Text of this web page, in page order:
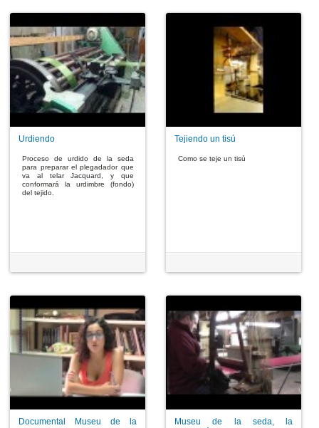
Urdiendo
Proceso de urdido de la seda
para preparar el plegadador que
va al telar Jacquard, y que
conformará la urdimbre (fondo)
del tejido.
Tejiendo un tisú
Como se teje un tisú
Documental Museu de la
Museu de la seda, la